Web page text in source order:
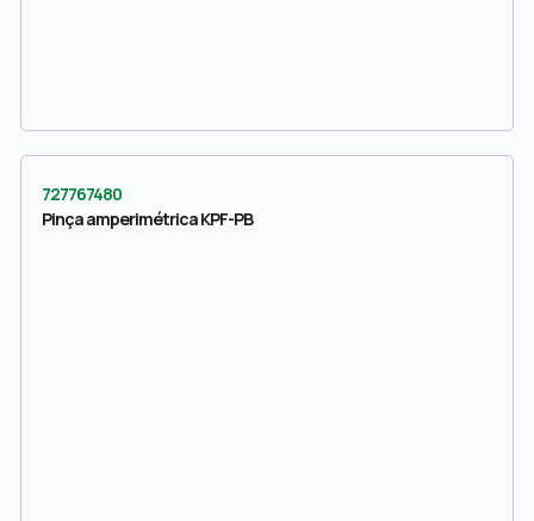
727767480
Pinça amperimétrica KPF-PB